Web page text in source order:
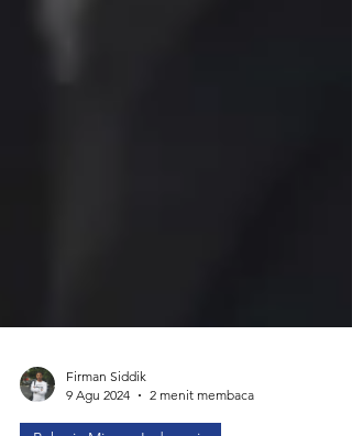
Firman Siddik